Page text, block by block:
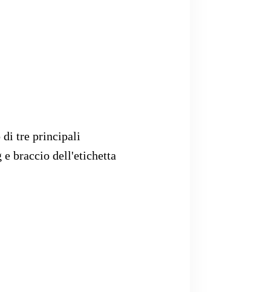
di tre principali
braccio dell'etichetta